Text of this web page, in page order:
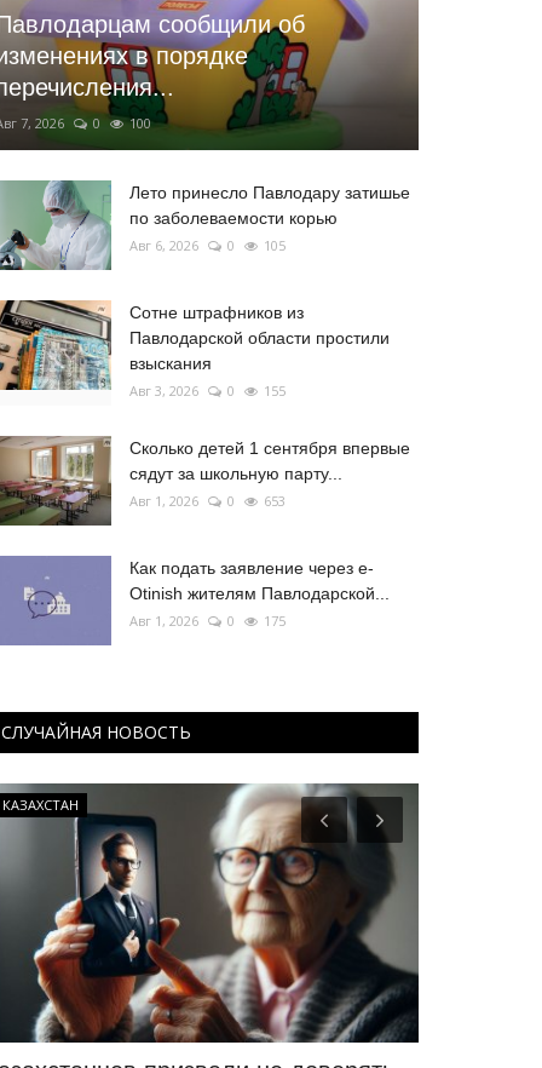
сообщили об
в порядке
7, 2026 0 100
Лето принесло Павлодару затишье
по заболеваемости корью
Авг 6, 2026 0 105
Сотне штрафников из
Павлодарской области простили
взыскания
Авг 3, 2026 0 155
Сколько детей 1 сентября впервые
сядут за школьную парту...
Авг 1, 2026 0 653
Как подать заявление через e-
Otinish жителям Павлодарской...
Авг 1, 2026 0 175
СЛУЧАЙНАЯ НОВОСТЬ
КАЗАХСТАН